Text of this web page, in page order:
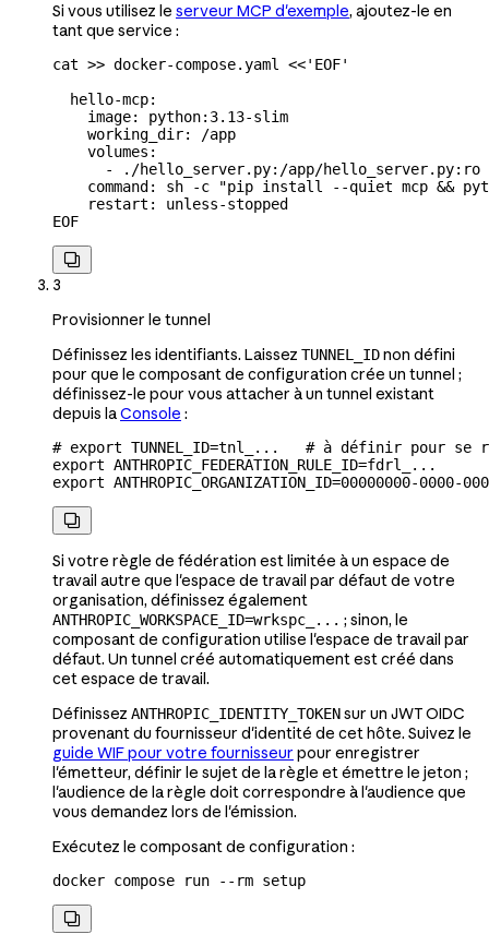
Si vous utilisez le serveur MCP d'exemple, ajoutez-le en
tant que service :
cat >> docker-compose.yaml <<'EOF'
  hello-mcp:
    image: python:3.13-slim
    working_dir: /app
    volumes:
      - ./hello_server.py:/app/hello_server.py:ro
command: sh -c "pip install --quiet mcp &&
    restart: unless-stopped
EOF

3
Provisionner le tunnel
Définissez les identifiants. Laissez TUNNEL_IDnon défini
pour que le composant de configuration crée un tunnel ;
définissez-le pour vous attacher à un tunnel existant
depuis laConsole :
# export TUNNEL_ID=tnl_...   # à définir pour se
export ANTHROPIC_FEDERATION_RULE_ID=fdrl_
...
export ANTHROPIC_ORGANIZATION_ID=00000000-0000-

Si votre règle de fédération est limitée à un espace de
travail autre que l'espace de travail par défaut de votre
organisation, définissez également
ANTHROPIC_WORKSPACE_ID=wrkspc_... ; sinon, le
composant de configuration utilise l'espace de travail par
défaut. Un tunnel créé automatiquement est créé dans
cet espace de travail.
Définissez ANTHROPIC_IDENTITY_TOKENsur un JWT OIDC
provenant du fournisseur d'identité de cet hôte. Suivez le
guide WIF pour votre fournisseur pour enregistrer
l'émetteur, définir le sujet de la règle et émettre le jeton ;
l'audience de la règle doit correspondre à l'audience que
vous demandez lors de l'émission.
Exécutez le composant de configuration :
docker compose run --rm setup
